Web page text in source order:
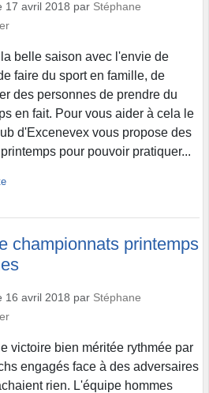
17 avril 2018 par Stéphane
belle saison avec l'envie de
faire du sport en famille, de
des personnes de prendre du
en fait. Pour vous aider à cela le
d'Excenevex vous propose des
pour pouvoir pratiquer...
championnats printemps
16 avril 2018 par Stéphane
victoire bien méritée rythmée par
engagés face à des adversaires
rien. L'équipe hommes